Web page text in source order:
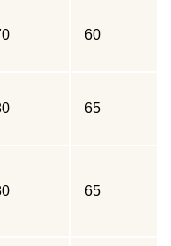
60
65
65